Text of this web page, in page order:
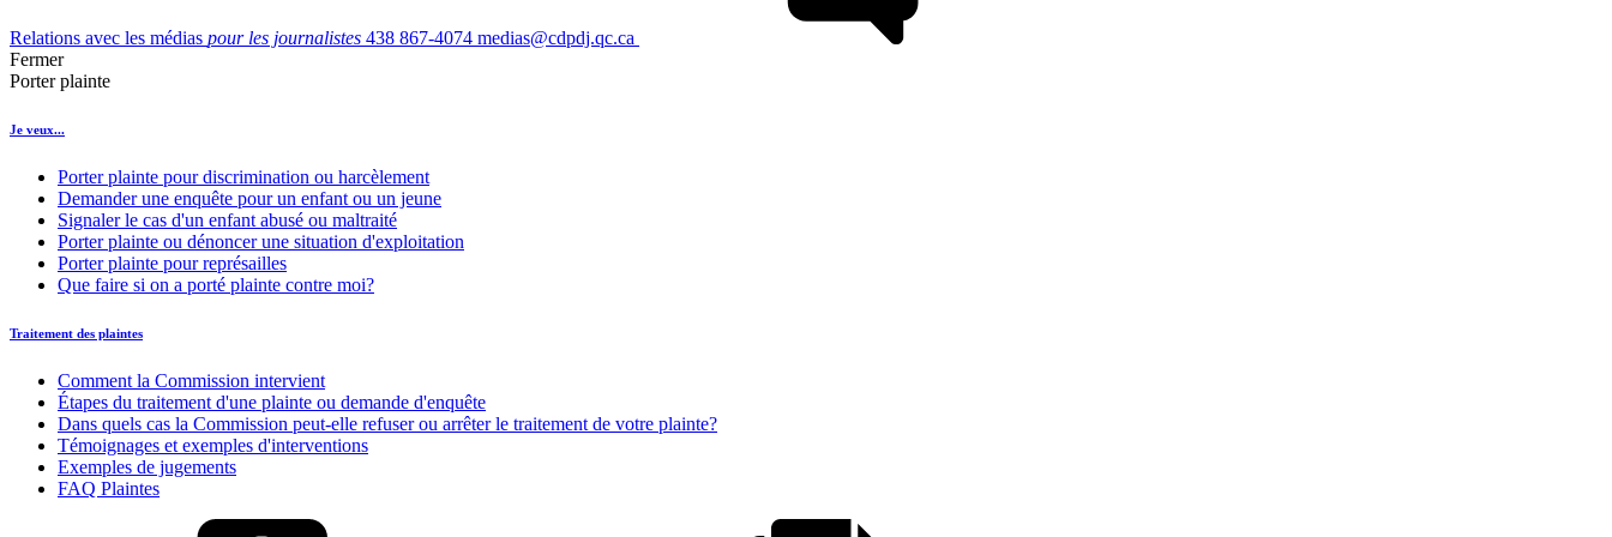
Relations avec les médias pour les journalistes 438 867-4074 medias@cdpdj.qc.ca
Fermer
Porter plainte
Je veux...
Porter plainte pour discrimination ou harcèlement
Demander une enquête pour un enfant ou un jeune
Signaler le cas d'un enfant abusé ou maltraité
Porter plainte ou dénoncer une situation d'exploitation
Porter plainte pour représailles
Que faire si on a porté plainte contre moi?
Traitement des plaintes
Comment la Commission intervient
Étapes du traitement d'une plainte ou demande d'enquête
Dans quels cas la Commission peut-elle refuser ou arrêter le traitement de votre plainte?
Témoignages et exemples d'interventions
Exemples de jugements
FAQ Plaintes